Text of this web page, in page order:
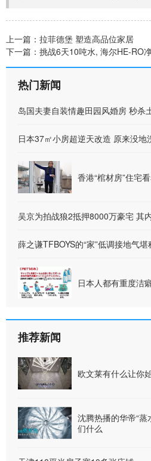
上一篇： 拉菲德堡 塑造高品位家居
下一篇： 挑战6天10吨水, 海尔HE-RO
热门新闻
岛国夫妻自装情趣田园风婚房 秒杀
日本37㎡小房超逆天改造 原来没地
香港“棺材房”住宅
吴京为拍战狼2抵押8000万豪宅 其
薛之谦TFBOYS的“家”低调接地气
日本人都有重度洁
推荐新闻
欧文莱有什么让你
沈腾热播的华帝“
们什么